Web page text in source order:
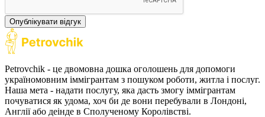
Опублікувати відгук
Petrovchik - це двомовна дошка оголошень для допомоги
україномовним іммігрантам з пошуком роботи, житла і послуг.
Наша мета - надати послугу, яка дасть змогу іммігрантам
почуватися як удома, хоч би де вони перебували в Лондоні,
Англії або деінде в Сполученому Королівстві.